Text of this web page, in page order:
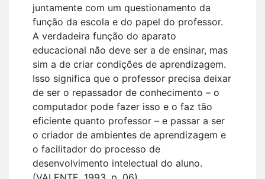
juntamente com um questionamento da
função da escola e do papel do professor.
A verdadeira função do aparato
educacional não deve ser a de ensinar, mas
sim a de criar condições de aprendizagem.
Isso significa que o professor precisa deixar
de ser o repassador de conhecimento – o
computador pode fazer isso e o faz tão
eficiente quanto professor – e passar a ser
o criador de ambientes de aprendizagem e
o facilitador do processo de
desenvolvimento intelectual do aluno.